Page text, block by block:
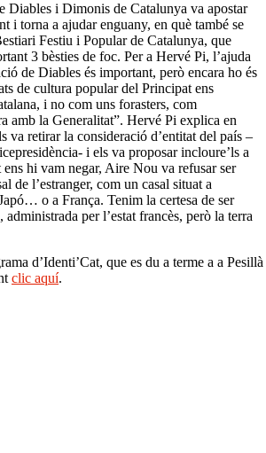
Diables i Dimonis de Catalunya va apostar
i torna a ajudar enguany, en què també se
Festiu i Popular de Catalunya, que
3 bèsties de foc. Per a Hervé Pi, l’ajuda
de Diables és important, però encara ho és
de cultura popular del Principat ens
i no com uns forasters, com
amb la Generalitat”. Hervé Pi explica en
va retirar la consideració d’entitat del país –
i els va proposar incloure’ls a
hi vam negar, Aire Nou va refusar ser
de l’estranger, com un casal situat a
o a França. Tenim la certesa de ser
administrada per l’estat francès, però la terra
d’Identi’Cat, que es du a terme a a Pesillà
clic aquí.